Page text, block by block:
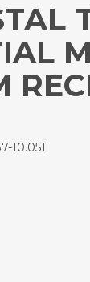
10.051